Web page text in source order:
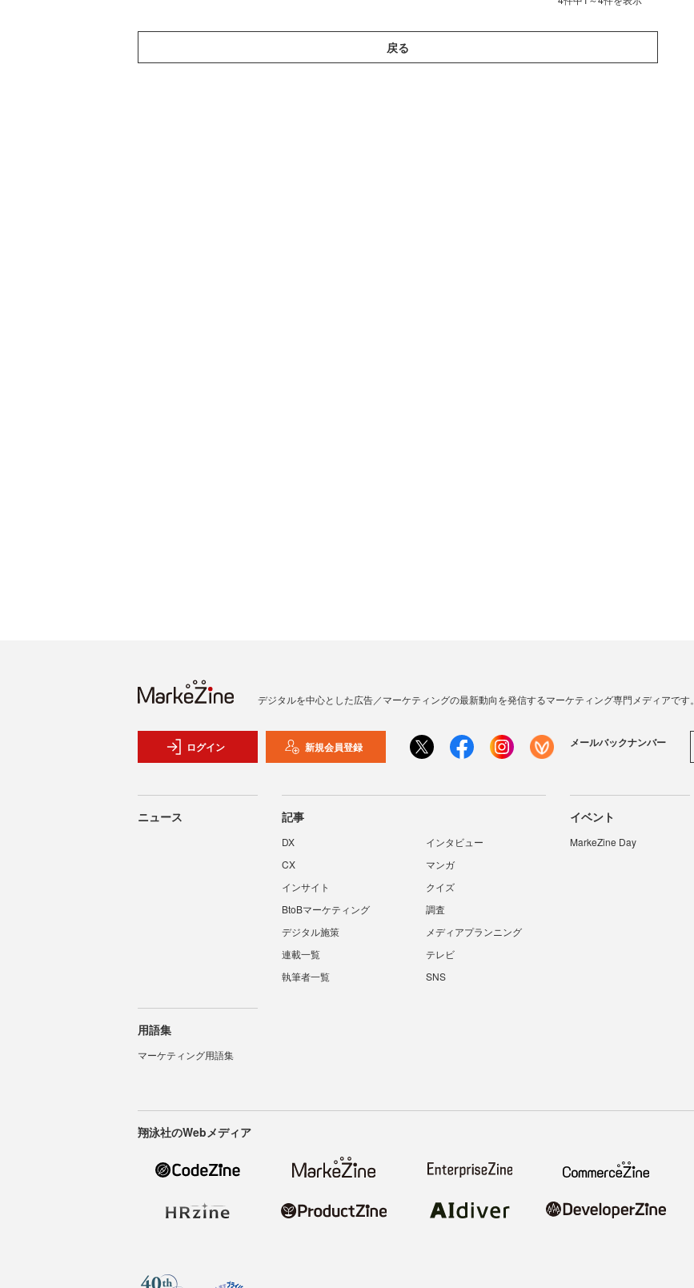
戻る
デジタルを中心とした広告／マーケティングの最新動向を発信するマーケティング専門メディアです。
ログイン 新規会員登録 メールバックナンバー
ニュース 記事
DX
インタビュー
CX
マンガ
インサイト
クイズ
BtoBマーケティング
調査
デジタル施策
メディアプランニング
連載一覧
テレビ
執筆者一覧
SNS
イベント
MarkeZine Day
用語集
マーケティング用語集
翔泳社のWebメディア